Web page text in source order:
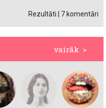
Rezultāti 7 komentāri
vairāk >